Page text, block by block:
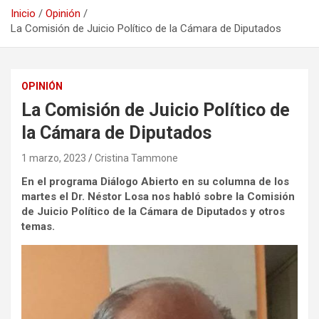
Inicio
Opinión
La Comisión de Juicio Político de la Cámara de Diputados
OPINIÓN
La Comisión de Juicio Político de
la Cámara de Diputados
1 marzo, 2023 Cristina Tammone
En el programa Diálogo Abierto en su columna de los
martes el Dr. Néstor Losa nos habló sobre la Comisión
de Juicio Político de la Cámara de Diputados y otros
temas.